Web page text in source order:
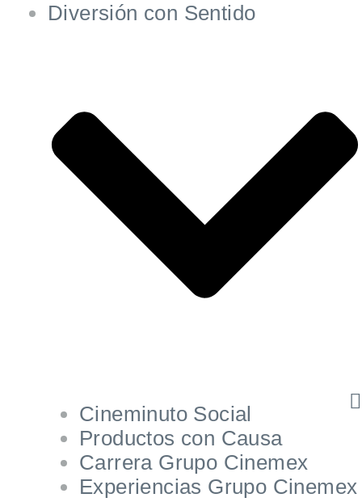
Diversión con Sentido
Cineminuto Social
Productos con Causa
Carrera Grupo Cinemex
Experiencias Grupo Cinemex